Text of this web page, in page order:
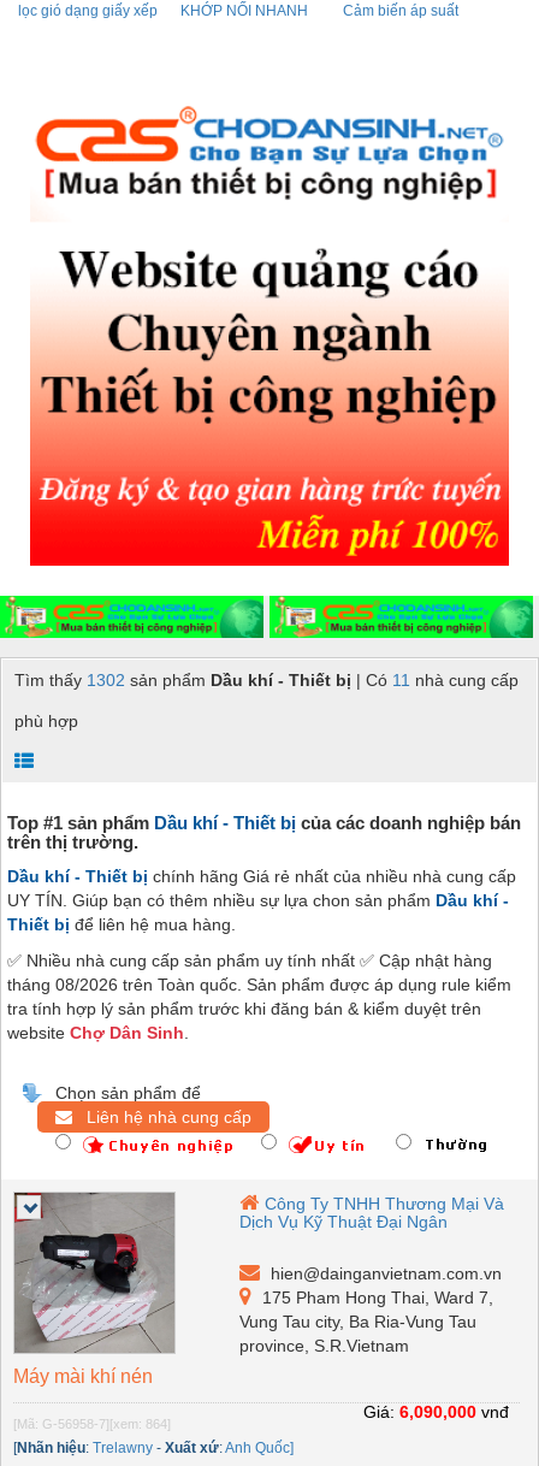
lọc gió dạng giấy xếp
KHỚP NỐI NHANH Cảm biến áp suất
Tìm thấy 1302 sản phẩm Dầu khí - Thiết bị | Có 11 nhà cung cấp
phù hợp
Top #1 sản phẩm Dầu khí - Thiết bị của các doanh nghiệp bán
trên thị trường.
Dầu khí - Thiết bị chính hãng Giá rẻ nhất của nhiều nhà cung cấp
UY TÍN. Giúp bạn có thêm nhiều sự lựa chon sản phẩm Dầu khí -
Thiết bị để liên hệ mua hàng.
✅ Nhiều nhà cung cấp sản phẩm uy tính nhất ✅ Cập nhật hàng
tháng 08/2026 trên Toàn quốc. Sản phẩm được áp dụng rule kiểm
tra tính hợp lý sản phẩm trước khi đăng bán & kiểm duyệt trên
website Chợ Dân Sinh
Chọn sản phẩm để
Liên hệ nhà cung cấp
Công Ty TNHH Thương Mại Và
Dịch Vụ Kỹ Thuật Đại Ngân
hien@dainganvietnam.com.vn
175 Pham Hong Thai, Ward 7,
Vung Tau city, Ba Ria-Vung Tau
province, S.R.Vietnam
Máy mài khí nén
[Mã: G-56958-7][xem: 864]
[Nhãn hiệu: Trelawny - Xuất xứ:Anh Quốc]
Giá: 6,090,000 vnđ